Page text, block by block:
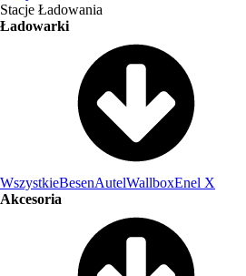
Stacje Ładowania
Ładowarki
WszystkieBesenAutelWallboxEnel X
Akcesoria